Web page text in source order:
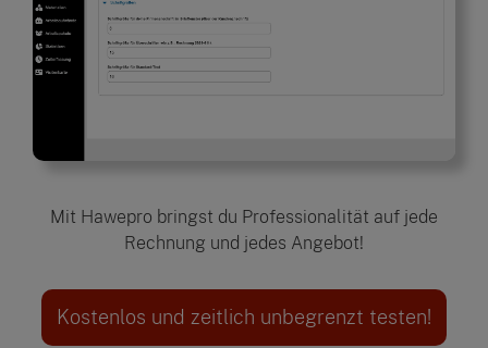
Mit Hawepro bringst du Professionalität auf jede
Rechnung und jedes Angebot!
Kostenlos und zeitlich unbegrenzt testen!